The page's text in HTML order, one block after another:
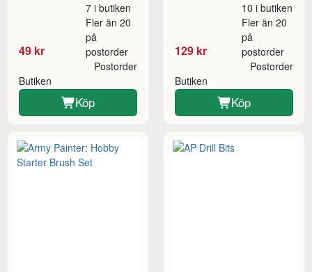
49 kr
7 i butiken
Fler än 20
på
postorder
Butiken
Postorder
Köp
129 kr
10 i butiken
Fler än 20
på
postorder
Butiken
Postorder
Köp